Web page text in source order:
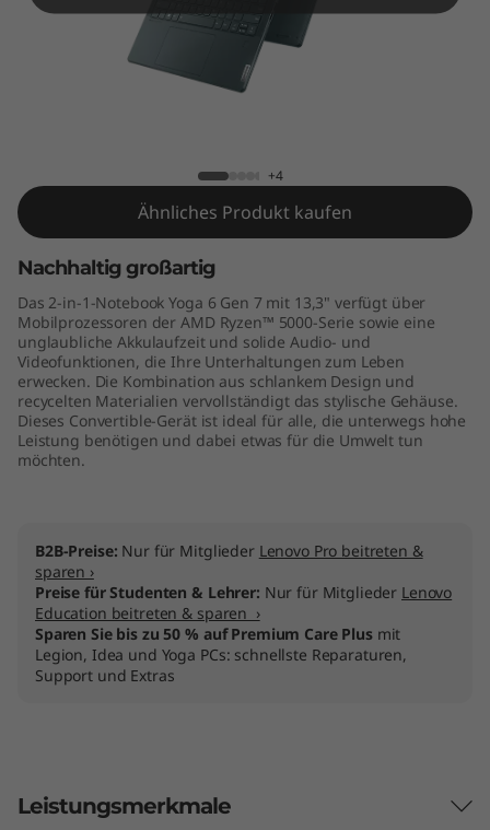
+4
Ähnliches Produkt kaufen
Nachhaltig großartig
Das 2-in-1-Notebook Yoga 6 Gen 7 mit 13,3" verfügt über
Mobilprozessoren der AMD Ryzen™ 5000-Serie sowie eine
unglaubliche Akkulaufzeit und solide Audio- und
Videofunktionen, die Ihre Unterhaltungen zum Leben
erwecken. Die Kombination aus schlankem Design und
recycelten Materialien vervollständigt das stylische Gehäuse.
Dieses Convertible-Gerät ist ideal für alle, die unterwegs hohe
Leistung benötigen und dabei etwas für die Umwelt tun
möchten.
B2B-Preise: Nur für Mitglieder Lenovo Pro beitreten &
sparen ›
Preise für Studenten & Lehrer: Nur für Mitglieder Lenovo
Education beitreten & sparen ›
Sparen Sie bis zu 50 % auf Premium Care Plusmit
Legion, Idea und Yoga PCs: schnellste Reparaturen,
Support und Extras
Leistungsmerkmale